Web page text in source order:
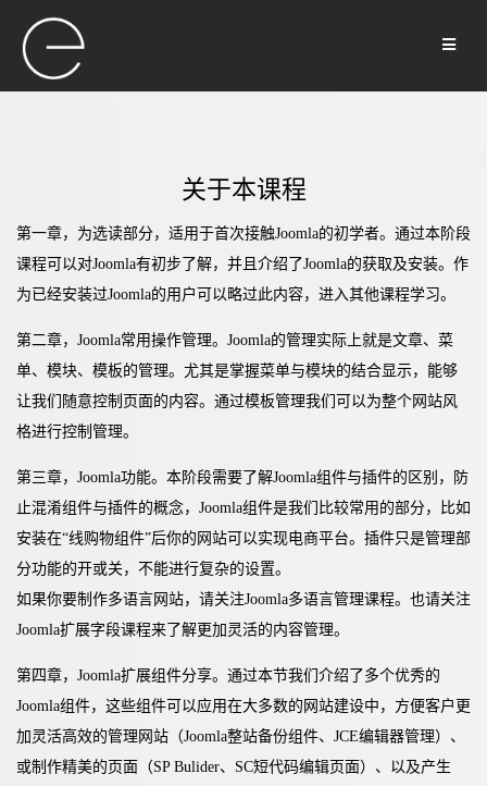
关于本课程
第一章，为选读部分，适用于首次接触Joomla的初学者。通过本阶段
课程可以对Joomla有初步了解，并且介绍了Joomla的获取及安装。作
为已经安装过Joomla的用户可以略过此内容，进入其他课程学习。
第二章，Joomla常用操作管理。Joomla的管理实际上就是文章、菜
单、模块、模板的管理。尤其是掌握菜单与模块的结合显示，能够
让我们随意控制页面的内容。通过模板管理我们可以为整个网站风
格进行控制管理。
第三章，Joomla功能。本阶段需要了解Joomla组件与插件的区别，防
止混淆组件与插件的概念，Joomla组件是我们比较常用的部分，比如
安装在“线购物组件”后你的网站可以实现电商平台。插件只是管理部
分功能的开或关，不能进行复杂的设置。
如果你要制作多语言网站，请关注Joomla多语言管理课程。也请关注
Joomla扩展字段课程来了解更加灵活的内容管理。
第四章，Joomla扩展组件分享。通过本节我们介绍了多个优秀的
Joomla组件，这些组件可以应用在大多数的网站建设中，方便客户更
加灵活高效的管理网站（Joomla整站备份组件、JCE编辑器管理）、
或制作精美的页面（SP Bulider、SC短代码编辑页面）、以及产生